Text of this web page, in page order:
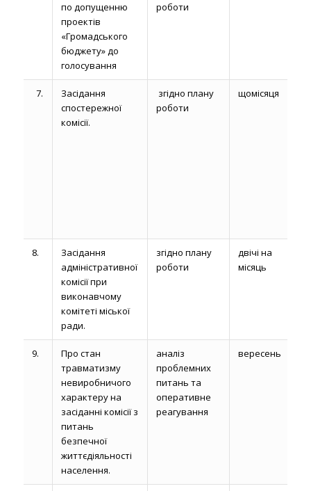
по допущенню
проектів
«Громадського
бюджету» до
голосування
роботи
7.
Засідання
спостережної
комісії.
згідно плану
роботи
щомісяця
8.
Засідання
адміністративної
комісії при
виконавчому
комітеті міської
ради.
згідно плану
роботи
двічі на
місяць
9.
Про стан
травматизму
невиробничого
характеру на
засіданні комісії з
питань
безпечної
життєдіяльності
населення.
аналіз
проблемних
питань та
оперативне
реагування
вересень